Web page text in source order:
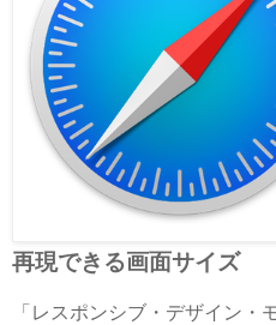
再現できる画面サイズ
「レスポンシブ・デザイン・